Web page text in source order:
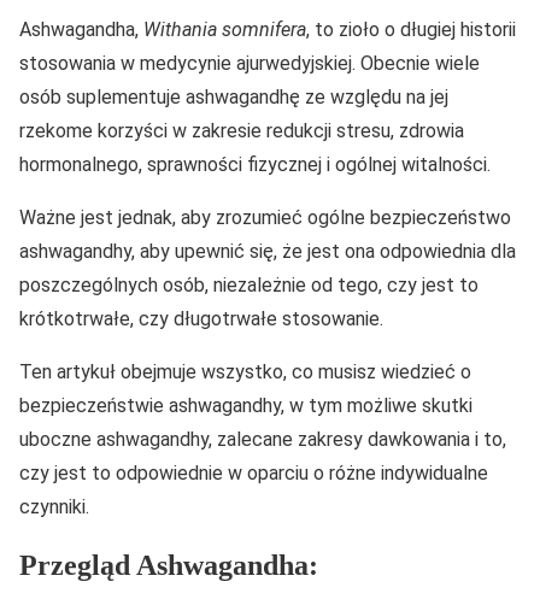
Ashwagandha, Withania somnifera, to zioło o długiej historii
stosowania w medycynie ajurwedyjskiej. Obecnie wiele
osób suplementuje ashwagandhę ze względu na jej
rzekome korzyści w zakresie redukcji stresu, zdrowia
hormonalnego, sprawności fizycznej i ogólnej witalności.
Ważne jest jednak, aby zrozumieć ogólne bezpieczeństwo
ashwagandhy, aby upewnić się, że jest ona odpowiednia dla
poszczególnych osób, niezależnie od tego, czy jest to
krótkotrwałe, czy długotrwałe stosowanie.
Ten artykuł obejmuje wszystko, co musisz wiedzieć o
bezpieczeństwie ashwagandhy, w tym możliwe skutki
uboczne ashwagandhy, zalecane zakresy dawkowania i to,
czy jest to odpowiednie w oparciu o różne indywidualne
czynniki.
Przegląd Ashwagandha: